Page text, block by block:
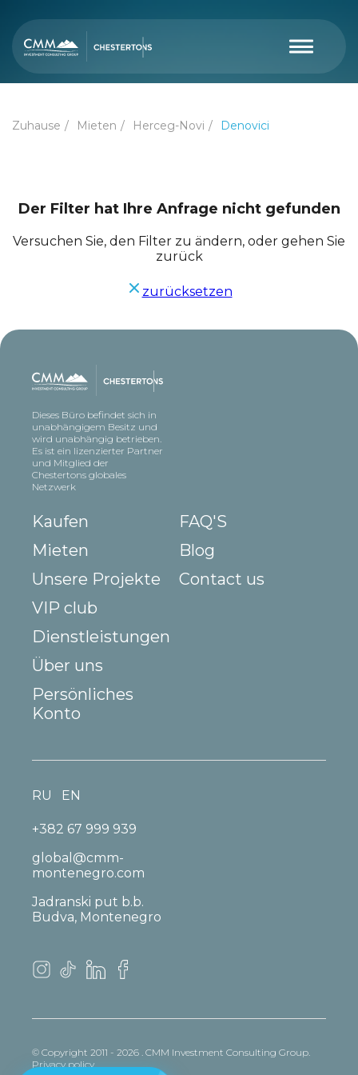
Zuhause Mieten Herceg-Novi Denovici
Der Filter hat Ihre Anfrage nicht gefunden
Versuchen Sie, den Filter zu ändern, oder gehen Sie
zurück
zurücksetzen
Dieses Büro befindet sich in
unabhängigem Besitz und
wird unabhängig betrieben.
Es ist ein lizenzierter Partner
und Mitglied der
Chestertons globales
Netzwerk
Kaufen
Mieten
Unsere Projekte
VIP club
Dienstleistungen
Über uns
FAQ'S
Blog
Contact us
Persönliches
Konto
+382 67 999 939
global@cmm-
montenegro.com
Jadranski put b.b.
Budva, Montenegro
RU EN
© Copyright 2011 - 2026 . CMM Investment Consulting Group.
Privacy policy